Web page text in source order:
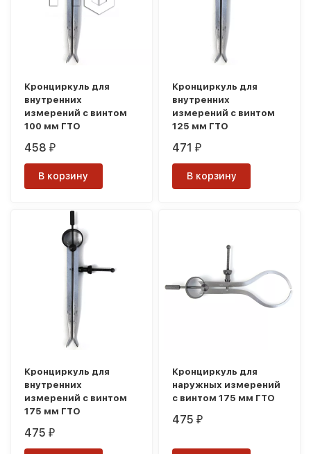
Кронциркуль для
внутренних
измерений с винтом
100 мм ГТО
458₽
В корзину
Кронциркуль для
внутренних
измерений с винтом
125 мм ГТО
471₽
В корзину
Кронциркуль для
внутренних
измерений с винтом
175 мм ГТО
475₽
Кронциркуль для
наружных измерений
с винтом 175 мм ГТО
475₽